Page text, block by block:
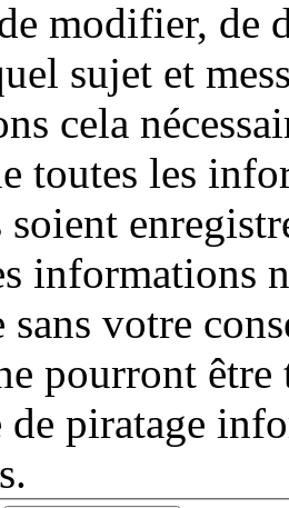
modifier, de
sujet et
cela
toutes les
soient
informations
votre
pourront être
de piratage